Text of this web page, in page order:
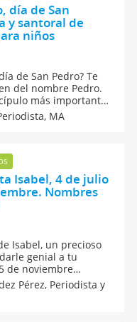
día de San
y santoral de
niños
de San Pedro? Te
del nombre Pedro.
más importante
de Pedro a tu
bonito nombre
MA
Isabel, 4 de julio
Nombres
Isabel, un precioso
genial a tu
de noviembre
del
la numerología
Pérez, Periodista y